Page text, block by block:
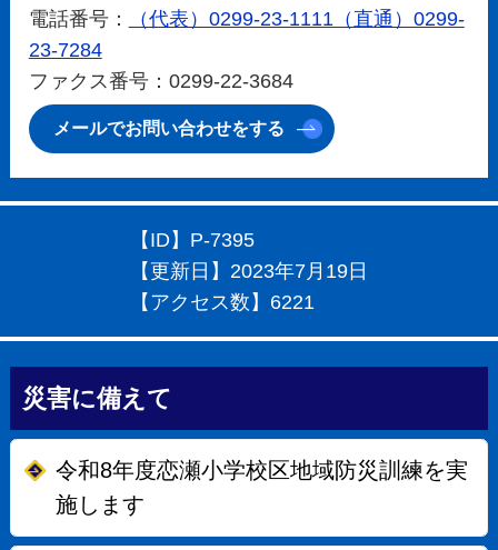
電話番号：
（代表）0299-23-1111（直通）0299-
23-7284
ファクス番号：0299-22-3684
メールでお問い合わせをする
【ID】 P-7395
【更新日】 2023年7月19日
【アクセス数】 6221
災害に備えて
令和8年度恋瀬小学校区地域防災訓練を実
施します